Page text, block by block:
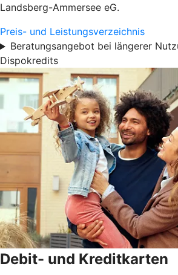
Landsberg-Ammersee eG.
Preis- und Leistungsverzeichnis
Beratungsangebot bei längerer
Dispokredits
Debit- und Kreditkarten